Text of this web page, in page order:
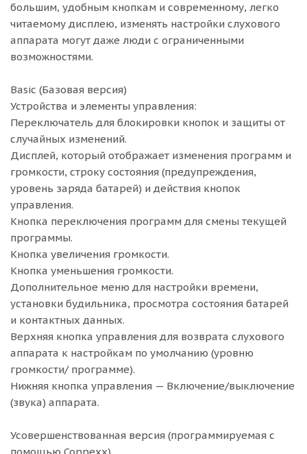
большим, удобным кнопкам и современному, легко
читаемому дисплею, изменять настройки слухового
аппарата могут даже люди с ограниченными
возможностями.
Basic (Базовая версия)
Устройства и элементы управления:
Переключатель для блокировки кнопок и защиты от
случайных изменений.
Дисплей, который отображает изменения программ и
громкости, строку состояния (предупреждения,
уровень заряда батарей) и действия кнопок
управления.
Кнопка переключения программ для смены текущей
программы.
Кнопка увеличения громкости.
Кнопка уменьшения громкости.
Дополнительное меню для настройки времени,
установки будильника, просмотра состояния батарей
и контактных данных.
Верхняя кнопка управления для возврата слухового
аппарата к настройкам по умолчанию (уровню
громкости/ программе).
Нижняя кнопка управления — Включение/выключение
(звука) аппарата.
Усовершенствованная версия (программируемая с